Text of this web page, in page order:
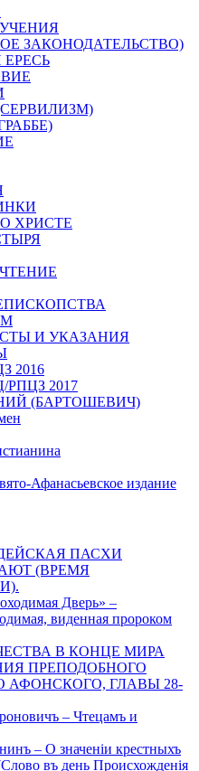
ЗАКОНОДАТЕЛЬСТВО)
ХРИСТЕ
И УКАЗАНИЯ
2016
РПЦЗ 2017
(БАРТОШЕВИЧ)
Афанасьевское издание
ПАСХИ
(ВРЕМЯ
Дверь» –
виденная пророком
В КОНЦЕ МИРА
ПРЕПОДОБНОГО
ГЛАВЫ 28-
– Чтецамъ и
– О значеніи крестныхъ
въ день Происхожденія